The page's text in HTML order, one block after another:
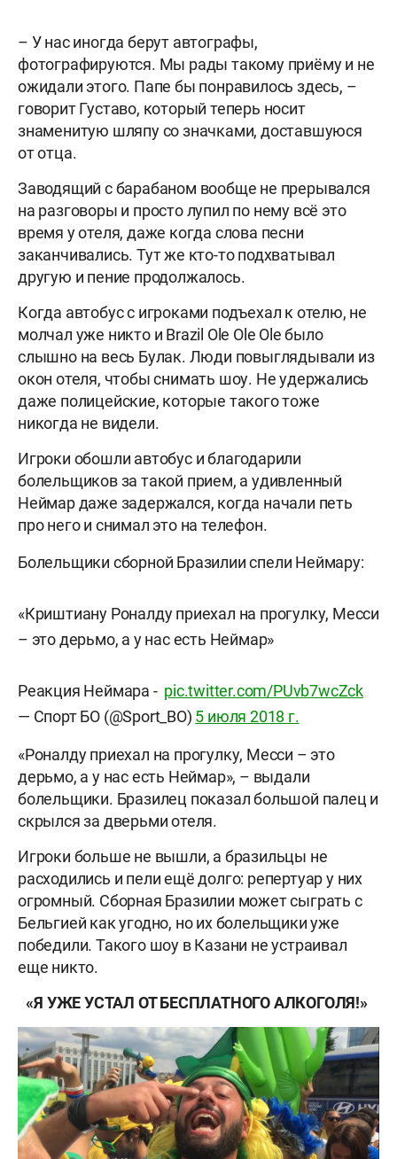
– У нас иногда берут автографы,
фотографируются. Мы рады такому приёму и не
ожидали этого. Папе бы понравилось здесь, –
говорит Густаво, который теперь носит
знаменитую шляпу со значками, доставшуюся
от отца.
Заводящий с барабаном вообще не прерывался
на разговоры и просто лупил по нему всё это
время у отеля, даже когда слова песни
заканчивались. Тут же кто-то подхватывал
другую и пение продолжалось.
Когда автобус с игроками подъехал к отелю, не
молчал уже никто и Brazil Ole Ole Ole было
слышно на весь Булак. Люди повыглядывали из
окон отеля, чтобы снимать шоу. Не удержались
даже полицейские, которые такого тоже
никогда не видели.
Игроки обошли автобус и благодарили
болельщиков за такой прием, а удивленный
Неймар даже задержался, когда начали петь
про него и снимал это на телефон.
Болельщики сборной Бразилии спели Неймару:
«Криштиану Роналду приехал на прогулку, Месси
– это дерьмо, а у нас есть Неймар»
Реакция Неймара - pic.twitter.com/PUvb7wcZck
— Спорт БО (@Sport_BO) 5 июля 2018 г.
«Роналду приехал на прогулку, Месси – это
дерьмо, а у нас есть Неймар», – выдали
болельщики. Бразилец показал большой палец и
скрылся за дверьми отеля.
Игроки больше не вышли, а бразильцы не
расходились и пели ещё долго: репертуар у них
огромный. Сборная Бразилии может сыграть с
Бельгией как угодно, но их болельщики уже
победили. Такого шоу в Казани не устраивал
еще никто.
«Я УЖЕ УСТАЛ ОТ БЕСПЛАТНОГО АЛКОГОЛЯ!»